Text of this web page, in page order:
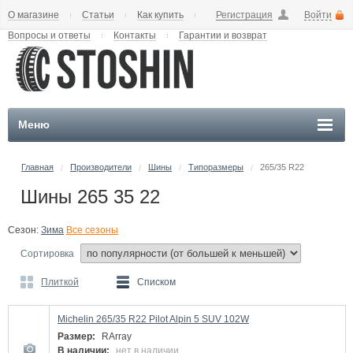
Регистрация Войти
О магазине Статьи
Как купить
Вопросы и ответы
Контакты Гарантии и возврат
Меню
Главная / Производители / Шины / Типоразмеры / 265/35 R22
Шины 265 35 22
Сезон: Зима Все сезоны
Сортировка
Плиткой Списком
Michelin 265/35 R22 Pilot Alpin 5 SUV 102W
Размер:
RArray
В наличии:
нет в наличии